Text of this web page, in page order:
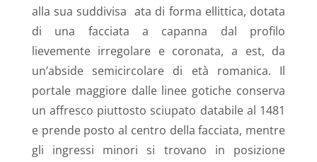
alla sua suddivisa ata di forma ellittica, dotata
di una facciata a capanna dal profilo
lievemente irregolare e coronata, a est, da
un’abside semicircolare di età romanica. Il
portale maggiore dalle linee gotiche conserva
un affresco piuttosto sciupato databile al 1481
e prende posto al centro della facciata, mentre
gli ingressi minori si trovano in posizione